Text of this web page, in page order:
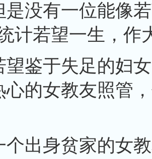
是没有一位能像
计若望一生，作
于失足的妇女
心的女教友照管
身贫家的女教